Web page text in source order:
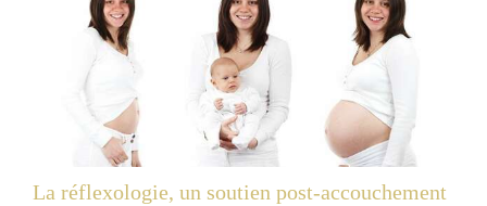
La réflexologie, un soutien post-accouchement